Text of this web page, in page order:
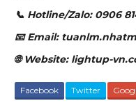
📞 Hotline/Zalo: 0906
📧 Email:
🌐 Website: lightup-
Facebook Twitter